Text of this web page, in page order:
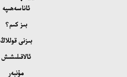
ئاناسەھىپە
بىز كىم؟
بىزنى قوللاڭ
ئالاقىلىشىش
مۇنبەر